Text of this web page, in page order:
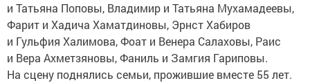
и Татьяна Поповы, Владимир и Татьяна Мухамадеевы,
Фарит и Хадича Хаматдиновы, Эрнст Хабиров
и Гульфия Халимова, Фоат и Венера Салаховы, Раис
и Вера Ахметзяновы, Фаниль и Замгия Гариповы.
На сцену поднялись семьи, прожившие вместе 55 лет.